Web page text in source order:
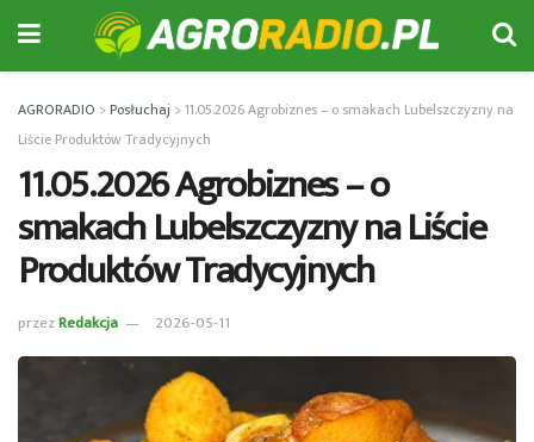
AGRORADIO >Posłuchaj >11.05.2026 Agrobiznes – o smakach Lubelszczyzny na
Liście Produktów Tradycyjnych
11.05.2026 Agrobiznes – o
smakach Lubelszczyzny na Liście
Produktów Tradycyjnych
przezRedakcja 2026-05-11